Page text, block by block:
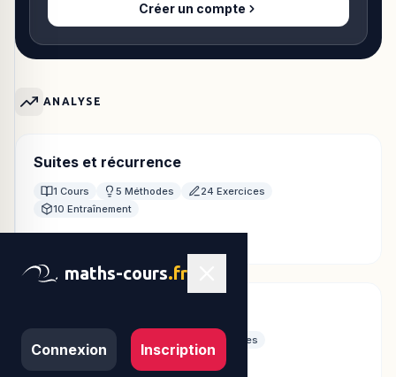
maths-cours.fr
Connexion Inscription
Créer un compte
ANALYSE
Suites et récurrence
1 Cours 5 Méthodes
24 Exercices
10 Entraînement
7 Méthodes
8 Exercices
10 Entraînement